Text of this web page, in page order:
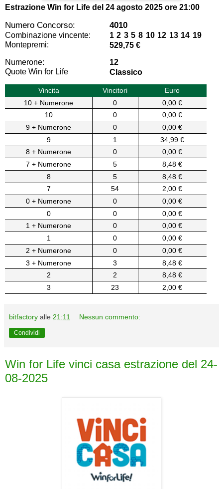
Estrazione Win for Life del 24 agosto 2025 ore 21:00
Numero Concorso: 4010
Combinazione vincente:
1 2 3 5 8 10 12 13 14 19
Montepremi:
529,75 €
Numerone:
12
Quote Win for Life
Classico
Vincita Vincitori
Euro
10 + Numerone
0
0,00 €
10
0
0,00 €
9 + Numerone
0
0,00 €
9
1
34,99 €
8 + Numerone
0
0,00 €
7 + Numerone
5
8,48 €
8
5
8,48 €
7
54
2,00 €
0 + Numerone
0
0,00 €
0
0
0,00 €
1 + Numerone
0
0,00 €
1
0
0,00 €
2 + Numerone
0
0,00 €
3 + Numerone
3
8,48 €
2
2
8,48 €
3
23 2,00 €
bitfactory alle 21:11 Nessun commento:
Condividi
Win for Life vinci casa estrazione del 24-
08-2025